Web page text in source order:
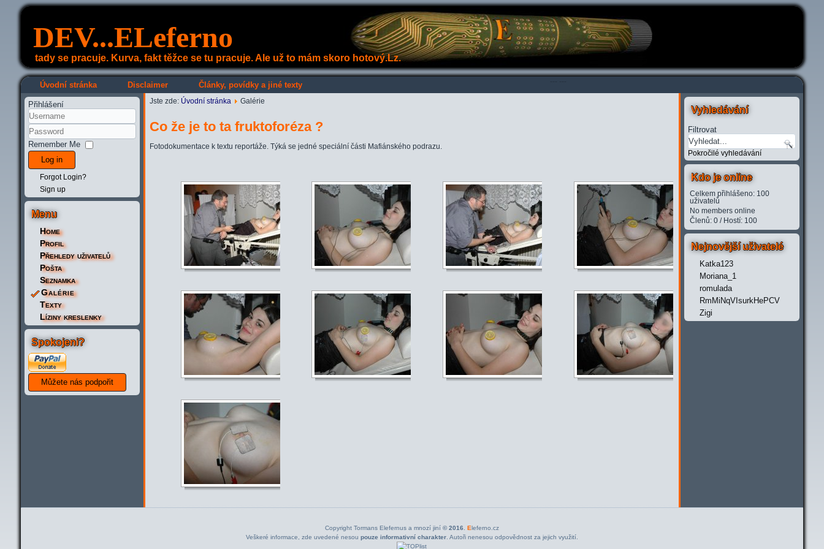
DEV...ELeferno
tady se pracuje. Kurva, fakt těžce se tu pracuje. Ale už to mám skoro hotový.Lz.
Úvodní stránka Disclaimer Články, povídky a jiné texty
Přihlášení
Remember Me
Log in
Forgot Login?
Sign up
Menu
Home
Profil
Přehledy uživatelů
Pošta
Seznamka
Galérie
Texty
Líziny kreslenky
Spokojeni?
Jste zde: Úvodní stránka Galérie
Co že je to ta fruktoforéza ?
Fotodokumentace k textu reportáže. Týká se jedné speciální části Mafiánského podrazu.
Vyhledávání
Filtrovat
Pokročilé vyhledávání
Kdo je online
Celkem přihlášeno: 100
uživatelů
No members online
Členů: 0 / Hostí: 100
Nejnovější uživatelé
Katka123
Moriana_1
romulada
RmMiNqVIsurkHePCV
Zigi
Copyright Tormans Elefernus a mnozí jiní© 2016 Eleferno.cz
Veškeré informace, zde uvedené nesou pouze informativní charakter. Autoři nenesou odpovědnost za jejich využití.